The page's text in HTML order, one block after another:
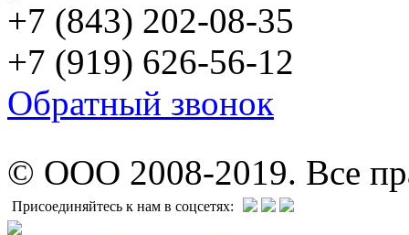
+7 (843) 202-08-35
+7 (919) 626-56-12
Обратный звонок
© ООО 2008-2019. Все
Присоединяйтесь к нам в соцсетях: